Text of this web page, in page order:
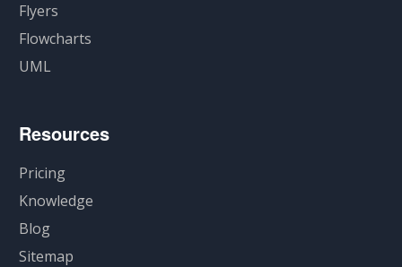
Flyers
Flowcharts
UML
Resources
Pricing
Knowledge
Blog
Sitemap